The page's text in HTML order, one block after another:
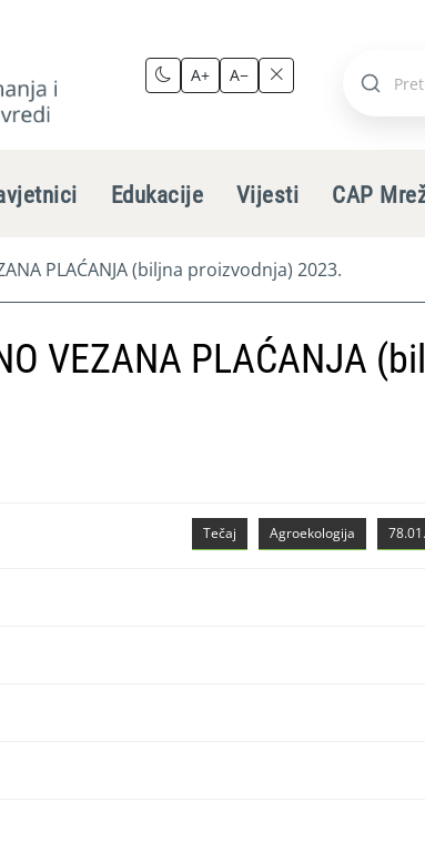
A+ A−
Pretraži
Edukacije Vijesti CAP
PLAĆANJA (biljna proizvodnja) 2023.
VEZANA PLAĆANJA
Agroekologija
Tečaj